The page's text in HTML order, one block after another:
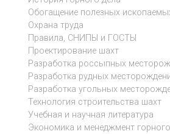
Обогащение полезных
Охрана труда
Правила, СНИПЫ и ГОСТЫ
Проектирование шахт
Разработка россыпных
Разработка рудных
Разработка угольных
Технология строительства шахт
Учебная и научная литература
Экономика и менеджмент